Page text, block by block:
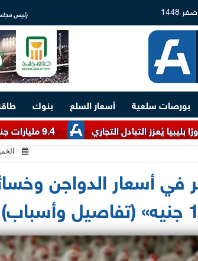
رئيس
بورصات سلعية أسعار السلع بنوك
9.4 مليارات جنيه إجمالي الإيرادات المستهدفة لـ”القابضة للسياحة والفنادق” خلال 2026/2027 التجاري
الخميس،
أسعار الدواجن